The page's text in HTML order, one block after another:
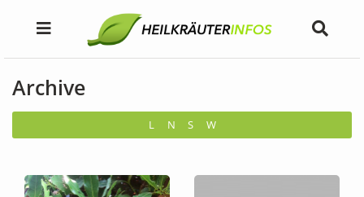
Archive
L N S W